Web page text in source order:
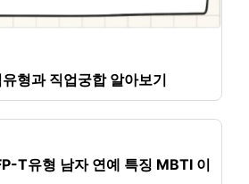
형과 직업궁합 알아보기
T유형 남자 연예 특징 MBTI 이